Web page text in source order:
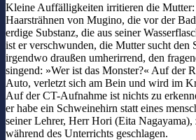
Kleine Auffälligkeiten irritieren die Mutter:
Haarsträhnen von Mugino, die vor der
erdige Substanz, die aus seiner
ist er verschwunden, die Mutter sucht den
irgendwo draußen umherirrend, den
singend: »Wer ist das Monster?« Auf der
Auto, verletzt sich am Bein und wird im
Auf der CT-Aufnahme ist nichts zu
er habe ein Schweinehirn statt eines
seiner Lehrer, Herr Hori (Eita Nagayama),
während des Unterrichts geschlagen.